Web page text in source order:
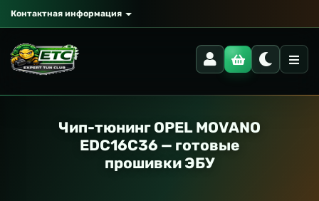
Контактная информация
Чип-тюнинг OPEL MOVANO
EDC16C36 — готовые
прошивки ЭБУ